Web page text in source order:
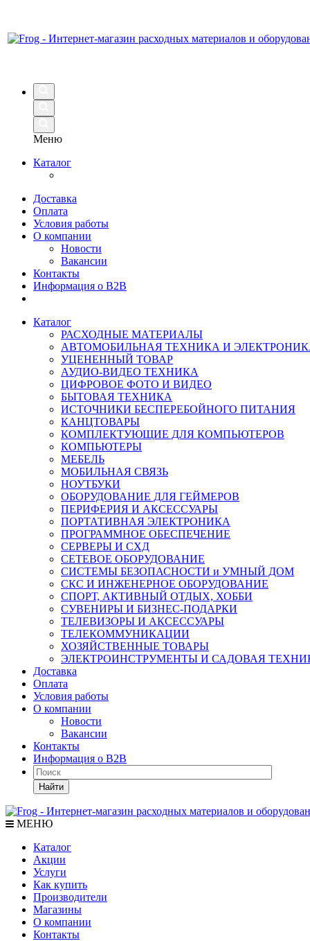
Меню
Каталог
Доставка
Оплата
Условия работы
О компании
Новости
Вакансии
Контакты
Информация о B2B
Каталог
РАСХОДНЫЕ МАТЕРИАЛЫ
АВТОМОБИЛЬНАЯ ТЕХНИКА И
УЦЕНЕННЫЙ ТОВАР
АУДИО-ВИДЕО ТЕХНИКА
ЦИФРОВОЕ ФОТО И ВИДЕО
БЫТОВАЯ ТЕХНИКА
ИСТОЧНИКИ БЕСПЕРЕБОЙНОГО ПИТАНИЯ
КАНЦТОВАРЫ
КОМПЛЕКТУЮЩИЕ ДЛЯ КОМПЬЮТЕРОВ
КОМПЬЮТЕРЫ
МЕБЕЛЬ
МОБИЛЬНАЯ СВЯЗЬ
НОУТБУКИ
ОБОРУДОВАНИЕ ДЛЯ ГЕЙМЕРОВ
ПЕРИФЕРИЯ И АКСЕССУАРЫ
ПОРТАТИВНАЯ ЭЛЕКТРОНИКА
ПРОГРАММНОЕ ОБЕСПЕЧЕНИЕ
СЕРВЕРЫ И СХД
СЕТЕВОЕ ОБОРУДОВАНИЕ
СИСТЕМЫ БЕЗОПАСНОСТИ и УМНЫЙ ДОМ
СКС И ИНЖЕНЕРНОЕ ОБОРУДОВАНИЕ
СПОРТ, АКТИВНЫЙ ОТДЫХ, ХОББИ
СУВЕНИРЫ И БИЗНЕС-ПОДАРКИ
ТЕЛЕВИЗОРЫ И АКСЕССУАРЫ
ТЕЛЕКОММУНИКАЦИИ
ХОЗЯЙСТВЕННЫЕ ТОВАРЫ
ЭЛЕКТРОИНСТРУМЕНТЫ И САДОВАЯ
Доставка
Оплата
Условия работы
О компании
Новости
Вакансии
Контакты
Информация о B2B
Найти
МЕНЮ
Каталог
Акции
Услуги
Как купить
Производители
Магазины
О компании
Контакты